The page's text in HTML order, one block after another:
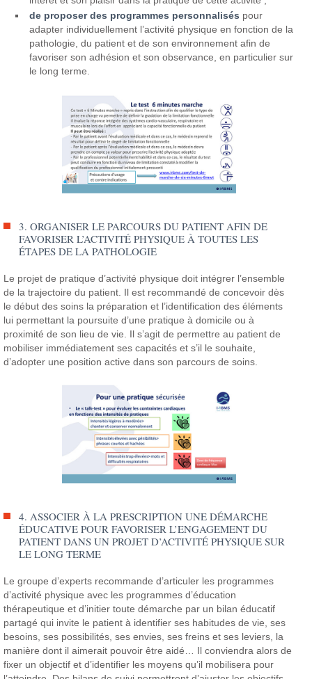
de proposer des programmes personnalisés pour
adapter individuellement l’activité physique en fonction de la
pathologie, du patient et de son environnement afin de
favoriser son adhésion et son observance, en particulier sur
le long terme.
3. ORGANISER LE PARCOURS DU PATIENT AFIN DE
FAVORISER L’ACTIVITÉ PHYSIQUE À TOUTES LES
ÉTAPES DE LA PATHOLOGIE
Le projet de pratique d’activité physique doit intégrer l’ensemble
de la trajectoire du patient. Il est recommandé de concevoir dès
le début des soins la préparation et l’identification des éléments
lui permettant la poursuite d’une pratique à domicile ou à
proximité de son lieu de vie. Il s’agit de permettre au patient de
mobiliser immédiatement ses capacités et s’il le souhaite,
d’adopter une position active dans son parcours de soins.
4. ASSOCIER À LA PRESCRIPTION UNE DÉMARCHE
ÉDUCATIVE POUR FAVORISER L’ENGAGEMENT DU
PATIENT DANS UN PROJET D’ACTIVITÉ PHYSIQUE SUR
LE LONG TERME
Le groupe d’experts recommande d’articuler les programmes
d’activité physique avec les programmes d’éducation
thérapeutique et d’initier toute démarche par un bilan éducatif
partagé qui invite le patient à identifier ses habitudes de vie, ses
besoins, ses possibilités, ses envies, ses freins et ses leviers, la
manière dont il aimerait pouvoir être aidé… Il conviendra alors de
fixer un objectif et d’identifier les moyens qu’il mobilisera pour